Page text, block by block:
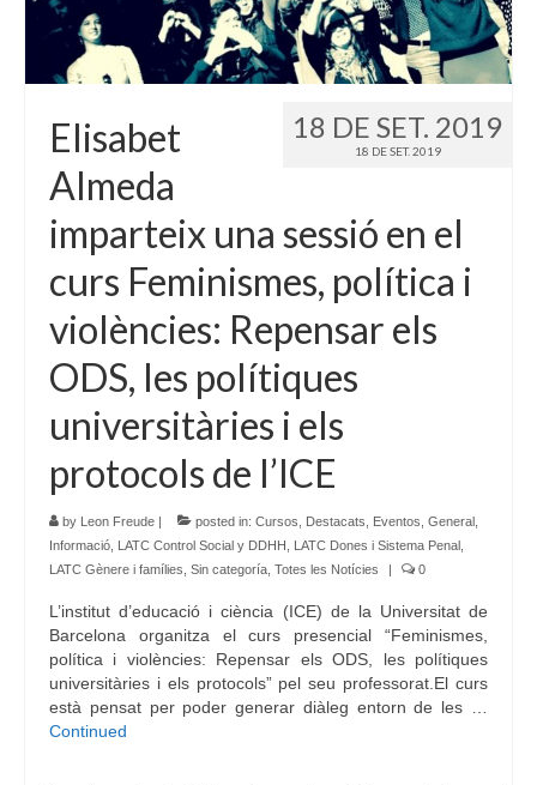
18 DE SET. 2019
18 DE SET. 2019
Elisabet
Almeda
imparteix una sessió en el
curs Feminismes, política i
violències: Repensar els
ODS, les polítiques
universitàries i els
protocols de l’ICE
by Leon Freude | posted in: Cursos Destacats Eventos General
Informació LATC Control Social y DDHH LATC Dones i Sistema Penal
LATC Gènere i famílies Sin categoría Totes les Notícies | 0
L’institut d’educació i ciència (ICE) de la Universitat de
Barcelona organitza el curs presencial “Feminismes,
política i violències: Repensar els ODS, les polítiques
universitàries i els protocols” pel seu professorat.El curs
està pensat per poder generar diàleg entorn de les …
Continued